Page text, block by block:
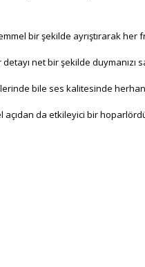
bir şekilde ayrıştırarak
net bir şekilde duymanızı
bile ses kalitesinde
açıdan da etkileyici bir